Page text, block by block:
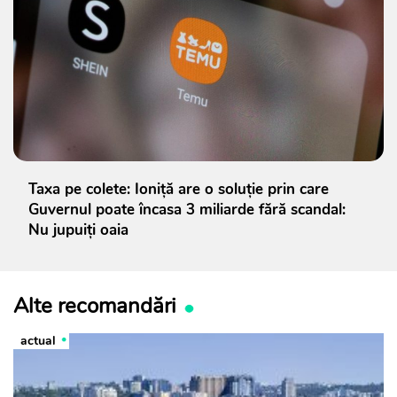
Taxa pe colete: Ioniță are o soluție prin care
Guvernul poate încasa 3 miliarde fără scandal:
Nu jupuiți oaia
Alte recomandări
actual